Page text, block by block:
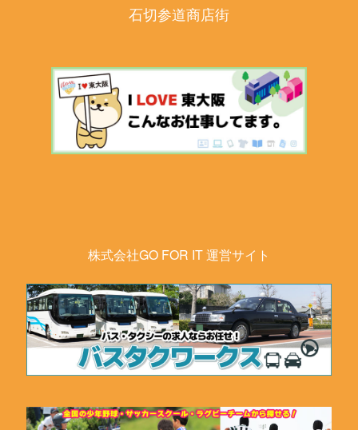
石切参道商店街
株式会社GO FOR IT 運営サイト